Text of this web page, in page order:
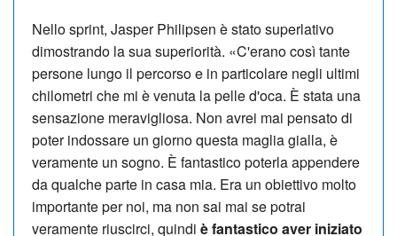
Nello sprint, Jasper Philipsen è stato superlativo
dimostrando la sua superiorità. «C'erano così tante
persone lungo il percorso e in particolare negli ultimi
chilometri che mi è venuta la pelle d'oca. È stata una
sensazione meravigliosa. Non avrei mai pensato di
poter indossare un giorno questa maglia gialla, è
veramente un sogno. È fantastico poterla appendere
da qualche parte in casa mia. Era un obiettivo molto
importante per noi, ma non sai mai se potrai
veramente riuscirci, quindi è fantastico aver iniziato